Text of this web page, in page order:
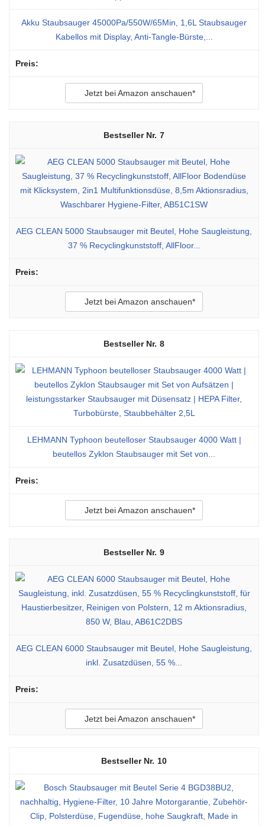
Akku Staubsauger 45000Pa/550W/65Min, 1,6L Staubsauger
Kabellos mit Display, Anti-Tangle-Bürste,...
Jetzt bei Amazon anschauen*
7
AEG CLEAN 5000 Staubsauger mit Beutel, Hohe Saugleistung,
37 % Recyclingkunststoff, AllFloor...
Jetzt bei Amazon anschauen*
8
LEHMANN Typhoon beutelloser Staubsauger 4000 Watt |
beutellos Zyklon Staubsauger mit Set von...
Jetzt bei Amazon anschauen*
9
AEG CLEAN 6000 Staubsauger mit Beutel, Hohe Saugleistung,
inkl. Zusatzdüsen, 55 %...
Jetzt bei Amazon anschauen*
10